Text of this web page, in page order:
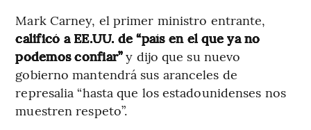
Mark Carney, el primer ministro entrante,
calificó a EE.UU. de “país en el que ya no
podemos confiar”y dijo que su nuevo
gobierno mantendrá sus aranceles de
represalia “hasta que los estadounidenses nos
muestren respeto”.